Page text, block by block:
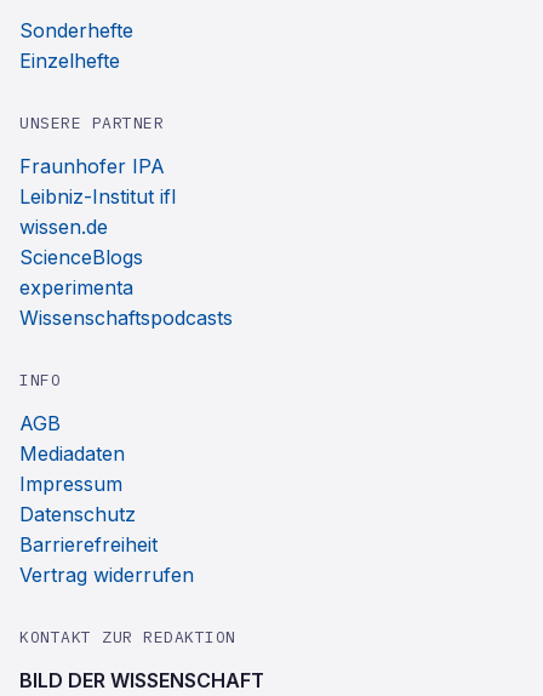
Sonderhefte
Einzelhefte
UNSERE PARTNER
Fraunhofer IPA
Leibniz-Institut ifl
wissen.de
ScienceBlogs
experimenta
Wissenschaftspodcasts
INFO
AGB
Mediadaten
Impressum
Datenschutz
Barrierefreiheit
Vertrag widerrufen
KONTAKT ZUR REDAKTION
BILD DER WISSENSCHAFT